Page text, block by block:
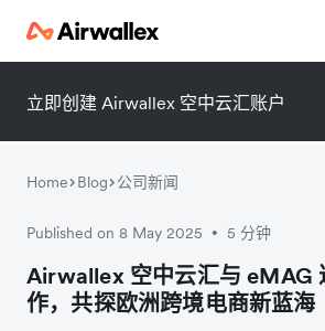
立即创建 Airwallex 空中云汇账户
Home Blog 公司新闻
Published on 8 May 2025 • 5 分钟
Airwallex 空中云汇与 eMAG
作，共探欧洲跨境电商新蓝海
微信扫一扫，点击手
分享
微信扫一扫，点击手
分享